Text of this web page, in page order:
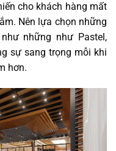
cho khách hàng mất
Nên lựa chọn những
những như Pastel,
sự sang trọng mỗi khi
hơn.